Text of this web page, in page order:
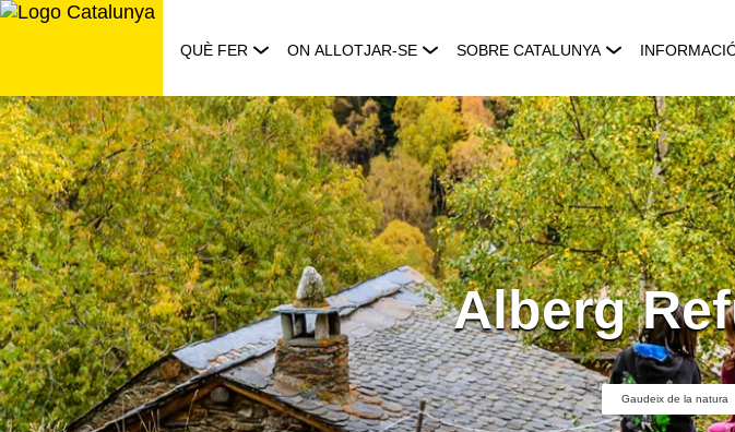
Saltar
QUÈ FER ON ALLOTJAR-SE SOBRE CATALUNYA
Alberg
Gaudeix de la natura